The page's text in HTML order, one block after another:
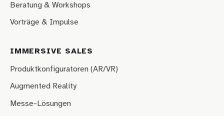
Beratung & Workshops
Vorträge & Impulse
IMMERSIVE SALES
Produktkonfiguratoren (AR/VR)
Augmented Reality
Messe-Lösungen